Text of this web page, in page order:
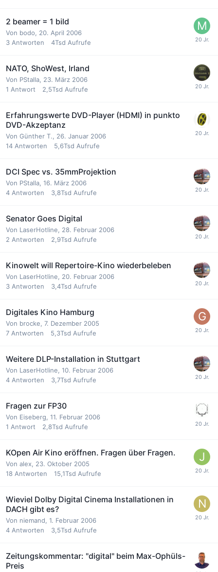
2 beamer = 1 bild
Von bodo, 20. April 2006
3 Antworten 4Tsd Aufrufe
NATO, ShoWest, Irland
Von PStalla, 23. März 2006
1 Antwort 2,5Tsd Aufrufe
Erfahrungswerte DVD-Player (HDMI) in punkto
DVD-Akzeptanz
Von Günther T., 26. Januar 2006
14 Antworten 5,6Tsd Aufrufe
DCI Spec vs. 35mmProjektion
Von PStalla, 16. März 2006
4 Antworten 3,8Tsd Aufrufe
Senator Goes Digital
Von LaserHotline, 28. Februar 2006
2 Antworten 2,9Tsd Aufrufe
Kinowelt will Repertoire-Kino wiederbeleben
Von LaserHotline, 20. Februar 2006
3 Antworten 3,4Tsd Aufrufe
Digitales Kino Hamburg
Von brocke, 7. Dezember 2005
7 Antworten 5,3Tsd Aufrufe
Weitere DLP-Installation in Stuttgart
Von LaserHotline, 10. Februar 2006
4 Antworten 3,7Tsd Aufrufe
Fragen zur FP30
Von Eiseberg, 11. Februar 2006
1 Antwort 2,8Tsd Aufrufe
KOpen Air Kino eröffnen. Fragen über Fragen.
Von alex, 23. Oktober 2005
18 Antworten 15,1Tsd Aufrufe
Wieviel Dolby Digital Cinema Installationen in
DACH gibt es?
Von niemand, 1. Februar 2006
4 Antworten 3,5Tsd Aufrufe
Zeitungskommentar: "digital" beim Max-Ophüls-
Preis